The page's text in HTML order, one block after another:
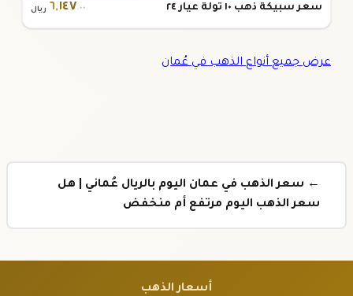
سعر سبيكة ذهب ١٠ تولة عيار ٢٤ ٦,١٤٧.٠٠ ريال
عرض جميع أنواع الذهب في عُمان
← سعر الذهب في عمان اليوم بالريال عُماني | هل
سعر الذهب اليوم مرتفع أم منخفض
أسعار الذهب